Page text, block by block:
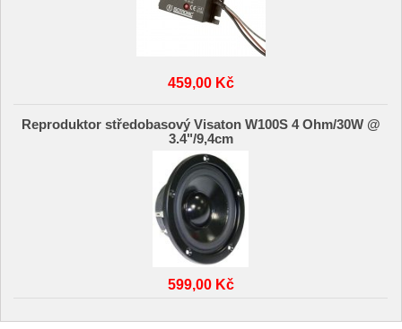
459,00 Kč
Reproduktor středobasový Visaton W100S 4 Ohm/30W @
3.4"/9,4cm
599,00 Kč